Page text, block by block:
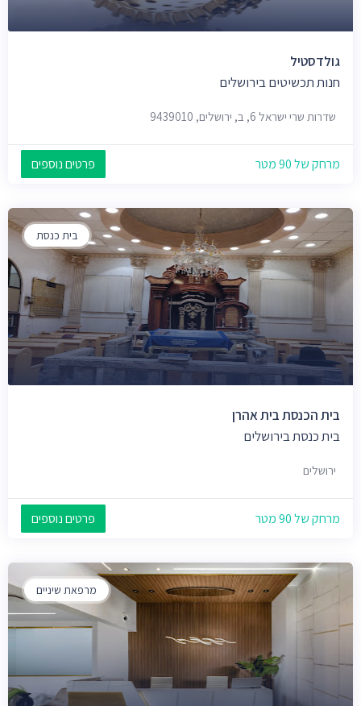
גולדסטיל
חנות תכשיטים בירושלים
שדרות שרי ישראל 6, ב, ירושלים, 9439010
מרחק של 90 מטר פרטים נוספים
בית כנסת
בית הכנסת בית אהרן
בית כנסת בירושלים
ירושלים
מרחק של 90 מטר פרטים נוספים
מרפאת שיניים